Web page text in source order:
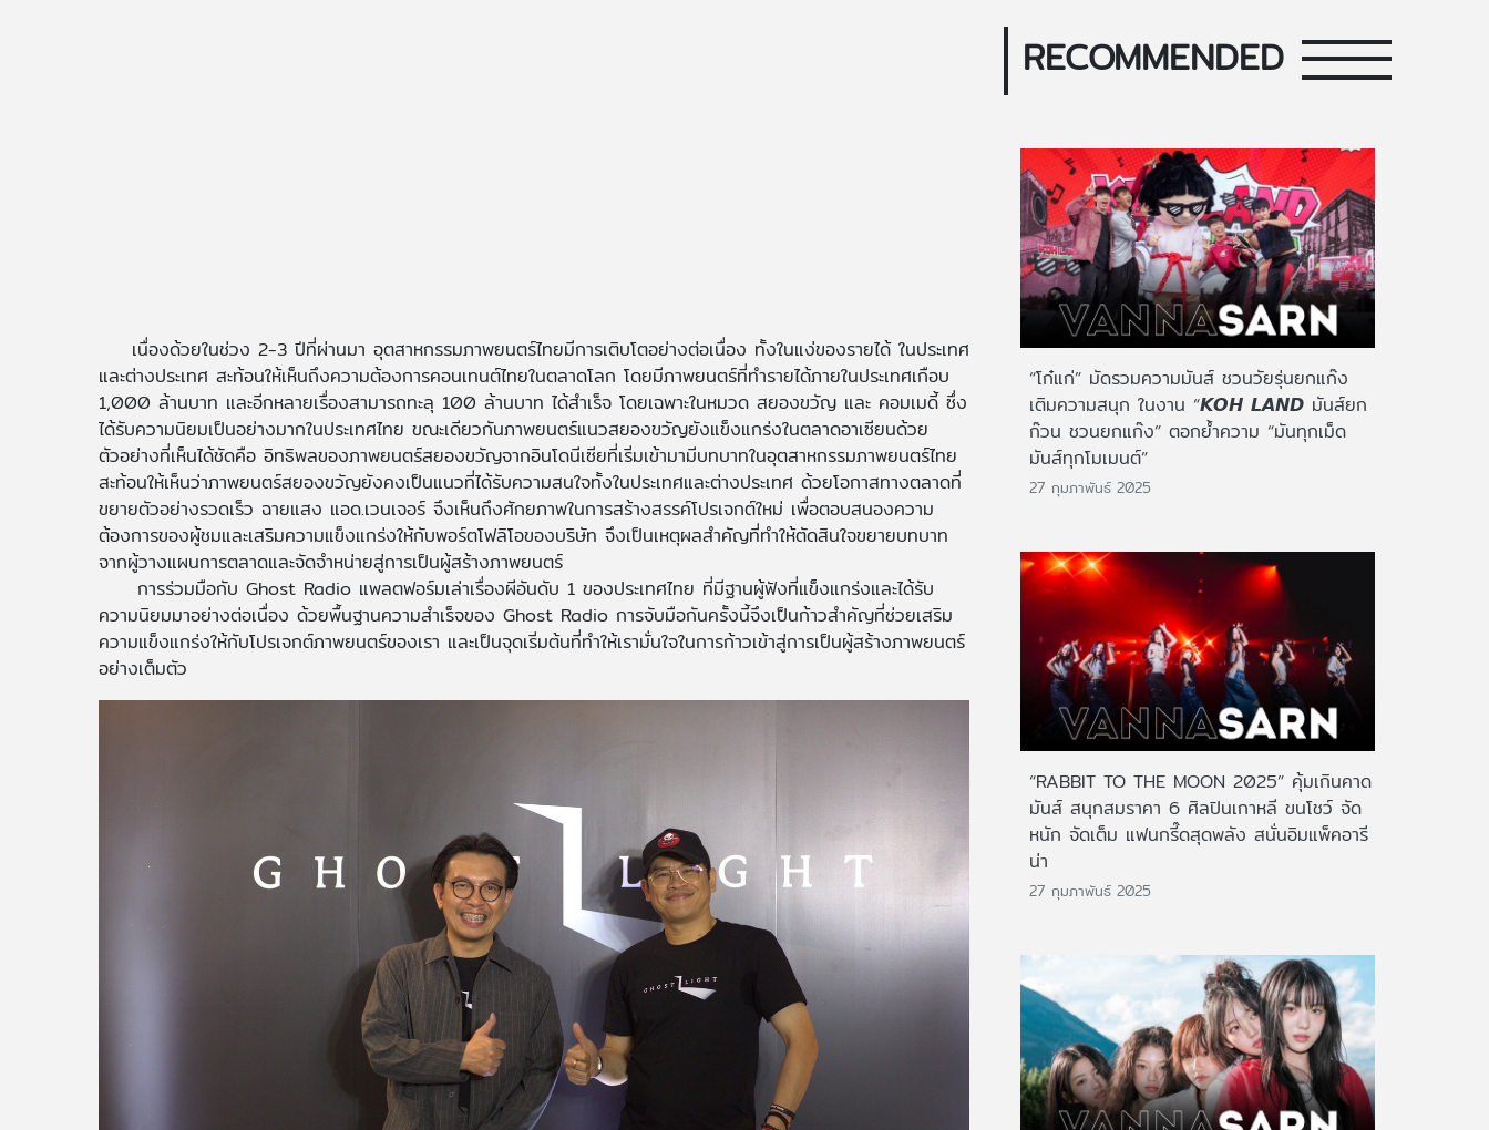
เนื่องด้วยในช่วง 2-3 ปีที่ผ่านมา อุตสาหกรรมภาพยนตร์ไทยมีการเติบโตอย่างต่อเนื่อง ทั้งในแง่ของรายได้ ในประเทศ
และต่างประเทศ สะท้อนให้เห็นถึงความต้องการคอนเทนต์ไทยในตลาดโลก โดยมีภาพยนตร์ที่ทำรายได้ภายในประเทศเกือบ
1,000 ล้านบาท และอีกหลายเรื่องสามารถทะลุ 100 ล้านบาท ได้สำเร็จ โดยเฉพาะในหมวด สยองขวัญ และ คอมเมดี้ ซึ่ง
ได้รับความนิยมเป็นอย่างมากในประเทศไทย ขณะเดียวกันภาพยนตร์แนวสยองขวัญยังแข็งแกร่งในตลาดอาเซียนด้วย
ตัวอย่างที่เห็นได้ชัดคือ อิทธิพลของภาพยนตร์สยองขวัญจากอินโดนีเซียที่เริ่มเข้ามามีบทบาทในอุตสาหกรรมภาพยนตร์ไทย
สะท้อนให้เห็นว่าภาพยนตร์สยองขวัญยังคงเป็นแนวที่ได้รับความสนใจทั้งในประเทศและต่างประเทศ ด้วยโอกาสทางตลาดที่
ขยายตัวอย่างรวดเร็ว ฉายแสง แอด.เวนเจอร์ จึงเห็นถึงศักยภาพในการสร้างสรรค์โปรเจกต์ใหม่ เพื่อตอบสนองความ
ต้องการของผู้ชมและเสริมความแข็งแกร่งให้กับพอร์ตโฟลิโอของบริษัท จึงเป็นเหตุผลสำคัญที่ทำให้ตัดสินใจขยายบทบาท
จากผู้วางแผนการตลาดและจัดจำหน่ายสู่การเป็นผู้สร้างภาพยนตร์
การร่วมมือกับ Ghost Radio แพลตฟอร์มเล่าเรื่องผีอันดับ 1 ของประเทศไทย ที่มีฐานผู้ฟังที่แข็งแกร่งและได้รับ
ความนิยมมาอย่างต่อเนื่อง ด้วยพื้นฐานความสำเร็จของ Ghost Radio การจับมือกันครั้งนี้จึงเป็นก้าวสำคัญที่ช่วยเสริม
ความแข็งแกร่งให้กับโปรเจกต์ภาพยนตร์ของเรา และเป็นจุดเริ่มต้นที่ทำให้เรามั่นใจในการก้าวเข้าสู่การเป็นผู้สร้างภาพยนตร์
อย่างเต็มตัว
RECOMMENDED
“โก๋แก่” มัดรวมความมันส์ ชวนวัยรุ่นยกแก๊ง
เติมความสนุก ในงาน “𝙆𝙊𝙃 𝙇𝘼𝙉𝘿 มันส์ยก
ก๊วน ชวนยกแก๊ง” ตอกย้ำความ “มันทุกเม็ด
มันส์ทุกโมเมนต์”
27 กุมภาพันธ์ 2025
“RABBIT TO THE MOON 2025” คุ้มเกินคาด
มันส์ สนุกสมราคา 6 ศิลปินเกาหลี ขนโชว์ จัด
หนัก จัดเต็ม แฟนกรี๊ดสุดพลัง สนั่นอิมแพ็คอารี
น่า
27 กุมภาพันธ์ 2025